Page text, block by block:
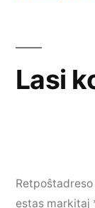
Lasi
estas markitaj